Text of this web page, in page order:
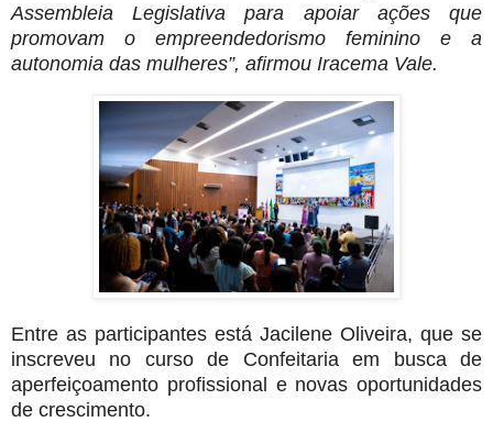
Assembleia Legislativa para apoiar ações que
promovam o empreendedorismo feminino e a
autonomia das mulheres”, afirmou Iracema Vale.
Entre as participantes está Jacilene Oliveira, que se
inscreveu no curso de Confeitaria em busca de
aperfeiçoamento profissional e novas oportunidades
de crescimento.